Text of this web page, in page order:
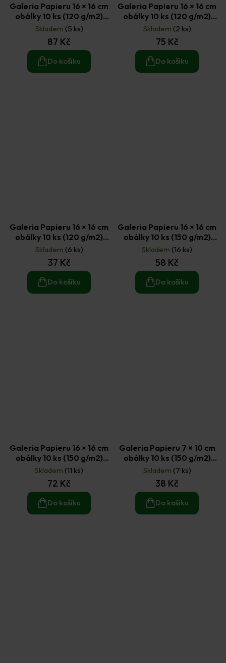
Galeria Papieru 16 × 16 cm
obálky 10 ks (120 g/m2)
kraft
Skladem (5 ks)
87 Kč
Do košíku
Galeria Papieru 16 × 16 cm
obálky 10 ks (120 g/m2)
terrazzo bílá
Skladem (2 ks)
75 Kč
Do košíku
Galeria Papieru 16 × 16 cm
obálky 10 ks (120 g/m2)
tmavý kraft
Skladem (6 ks)
37 Kč
Do košíku
Galeria Papieru 16 × 16 cm
obálky 10 ks (150 g/m2)
hladká bílá
Skladem (16 ks)
58 Kč
Do košíku
Galeria Papieru 16 × 16 cm
obálky 10 ks (150 g/m2)
perleťová zelená
Skladem (11 ks)
72 Kč
Do košíku
Galeria Papieru 7 × 10 cm
obálky 10 ks (150 g/m2)
perleťové červené
Skladem (7 ks)
38 Kč
Do košíku